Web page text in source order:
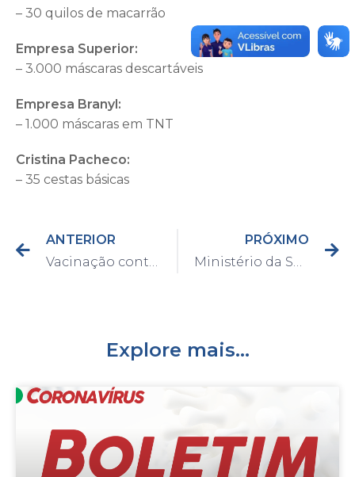
– 30 quilos de macarrão
Empresa Superior:
– 3.000 máscaras descartáveis
Empresa Branyl:
– 1.000 máscaras em TNT
Cristina Pacheco:
– 35 cestas básicas
ANTERIOR
PRÓXIMO
Explore mais...